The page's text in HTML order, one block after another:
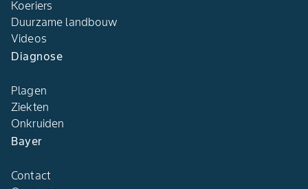
Koeriers
Duurzame landbouw
Videos
Diagnose
Plagen
Ziekten
Onkruiden
Bayer
Contact